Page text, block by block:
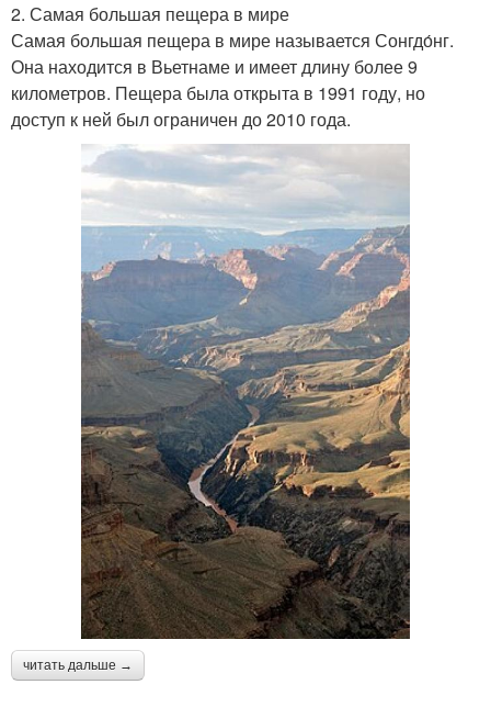
2. Самая большая пещера в мире
Самая большая пещера в мире называется Сонгдо́нг.
Она находится в Вьетнаме и имеет длину более 9
километров. Пещера была открыта в 1991 году, но
доступ к ней был ограничен до 2010 года.
читать дальше →